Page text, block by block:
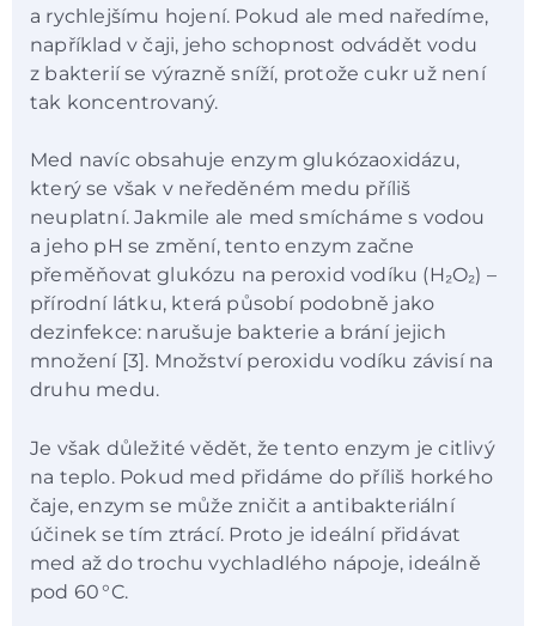
a rychlejšímu hojení. Pokud ale med naředíme,
například v čaji, jeho schopnost odvádět vodu
z bakterií se výrazně sníží, protože cukr už není
tak koncentrovaný.
Med navíc obsahuje enzym glukózaoxidázu,
který se však v neředěném medu příliš
neuplatní. Jakmile ale med smícháme s vodou
a jeho pH se změní, tento enzym začne
přeměňovat glukózu na peroxid vodíku (H₂O₂) –
přírodní látku, která působí podobně jako
dezinfekce: narušuje bakterie a brání jejich
množení [3]. Množství peroxidu vodíku závisí na
druhu medu.
Je však důležité vědět, že tento enzym je citlivý
na teplo. Pokud med přidáme do příliš horkého
čaje, enzym se může zničit a antibakteriální
účinek se tím ztrácí. Proto je ideální přidávat
med až do trochu vychladlého nápoje, ideálně
pod 60 °C.